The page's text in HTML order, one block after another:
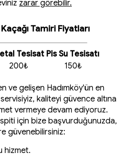
zarar görebilir.
Tamiri Fiyatları
Tesisat Pis Su Tesisatı
200₺ 150₺
ve gelişen Hadımköy'ün en
kaliteyi güvence altına
vermeye devam ediyoruz.
için bize başvurduğunuzda,
güvenebilirsiniz:
hizmet.